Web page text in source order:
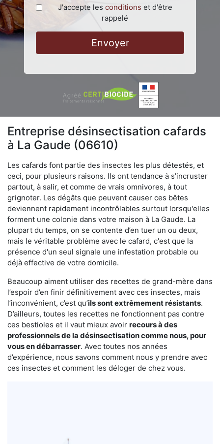
J'accepte les conditions et d'être
rappelé
Envoyer
Entreprise désinsectisation cafards
à La Gaude (06610)
Les cafards font partie des insectes les plus détestés, et
ceci, pour plusieurs raisons. Ils ont tendance à s’incruster
partout, à salir, et comme de vrais omnivores, à tout
grignoter. Les dégâts que peuvent causer ces bêtes
deviennent rapidement incontrôlables surtout lorsqu'elles
forment une colonie dans votre maison à La Gaude. La
plupart du temps, on se contente d’en tuer un ou deux,
mais le véritable problème avec le cafard, c'est que la
présence d'un seul signale une infestation probable ou
déjà effective de votre domicile.
Beaucoup aiment utiliser des recettes de grand-mère dans
l’espoir d’en finir définitivement avec ces insectes, mais
l’inconvénient, c’est qu’ils sont extrêmement résistants.
D’ailleurs, toutes les recettes ne fonctionnent pas contre
ces bestioles et il vaut mieux avoir recours à des
professionnels de la désinsectisation comme nous, pour
vous en débarrasser. Avec toutes nos années
d’expérience, nous savons comment nous y prendre avec
ces insectes et comment les déloger de chez vous.